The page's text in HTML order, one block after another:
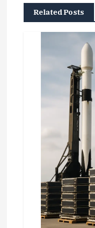
Related Posts